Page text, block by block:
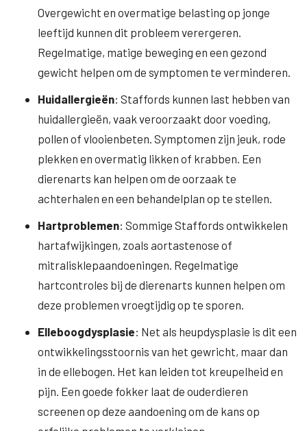
Overgewicht en overmatige belasting op jonge
leeftijd kunnen dit probleem verergeren.
Regelmatige, matige beweging en een gezond
gewicht helpen om de symptomen te verminderen.
Huidallergieën: Staffords kunnen last hebben van
huidallergieën, vaak veroorzaakt door voeding,
pollen of vlooienbeten. Symptomen zijn jeuk, rode
plekken en overmatig likken of krabben. Een
dierenarts kan helpen om de oorzaak te
achterhalen en een behandelplan op te stellen.
Hartproblemen: Sommige Staffords ontwikkelen
hartafwijkingen, zoals aortastenose of
mitralisklepaandoeningen. Regelmatige
hartcontroles bij de dierenarts kunnen helpen om
deze problemen vroegtijdig op te sporen.
Elleboogdysplasie: Net als heupdysplasie is dit een
ontwikkelingsstoornis van het gewricht, maar dan
in de ellebogen. Het kan leiden tot kreupelheid en
pijn. Een goede fokker laat de ouderdieren
screenen op deze aandoening om de kans op